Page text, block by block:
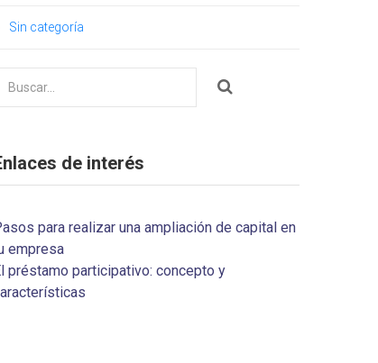
Sin categoría
por:
de interés
para realizar una ampliación de capital en
empresa
préstamo participativo: concepto y